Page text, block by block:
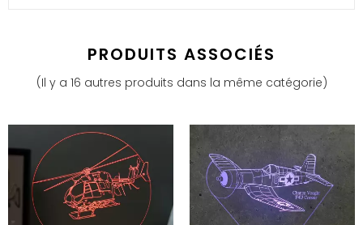
PRODUITS ASSOCIÉS
(Il y a 16 autres produits dans la même catégorie)